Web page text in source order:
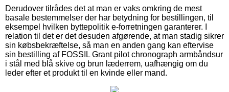
Derudover tilrådes det at man er vaks omkring de mest
basale bestemmelser der har betydning for bestillingen, til
eksempel hvilken byttepolitik e-forretningen garanterer. I
relation til det er det desuden afgørende, at man stadig sikrer
sin købsbekræftelse, så man en anden gang kan eftervise
sin bestilling af FOSSIL Grant pilot chronograph armbåndsur
i stål med blå skive og brun læderrem, uafhængig om du
leder efter et produkt til en kvinde eller mand.